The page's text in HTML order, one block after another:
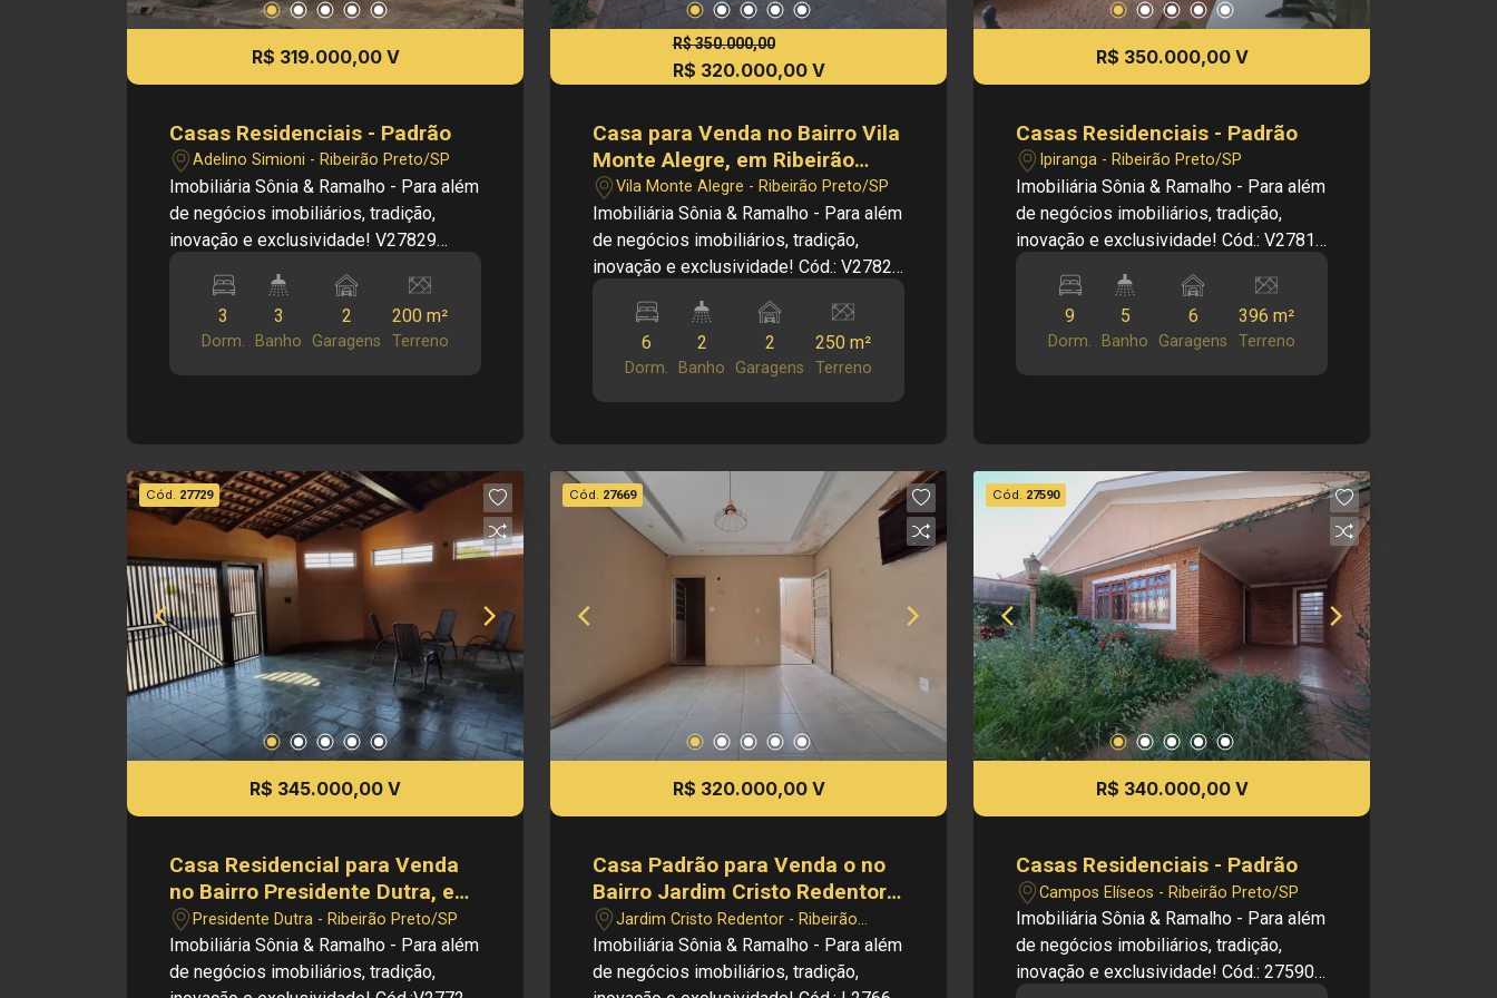
Investimento de Venda: R$ 380.000,00
de alterar qualquer informação
disponibilidade de seus imóveis, sem
aviso prévio.
R$ 319.000,00 V
Casas Residenciais - Padrão
Adelino Simioni - Ribeirão Preto/SP
Imobiliária Sônia & Ramalho - Para além
de negócios imobiliários, tradição,
inovação e exclusividade! V27829
dormitórios - Sala dois ambientes - 03
Banheiros - Cozinha - Área de serviço -
Área de Churrasco - 03 vagas de
garagem Informações bônus: -
Garagem 03 Carros - Casa Piso frio -
Localização excelente, Ponto Ônibus,
Supermercados, Colégio, Posto Saúde
e Principais Obs.: a imobiliária se
reserva o direito de alterar qualquer
informação referente a valores, dados e
disponibilidade de seus imóveis, sem
aviso prévio.
3
Dorm.
3
Banho
2
Garagens
200 m²
Terreno
R$ 350.000,00
R$ 320.000,00 V
Casa para Venda no Bairro Vila
Monte Alegre, em Ribeirão
Preto/SP.
Vila Monte Alegre - Ribeirão Preto/SP
Imobiliária Sônia & Ramalho - Para além
de negócios imobiliários, tradição,
inovação e exclusividade! Cód.: V27822
Casa Padrão - Bairro - Sala dois
ambientes - Cozinha - 06 Dormitórios -
02 Banheiros - Área de serviço - 02
Vagas de garagem Dimensões: -
Informações bônus: - Imóvel nas
imediações de avenidas, escolas e
supermercados Investimento de Venda:
R$ 320.000,00 Investimento de IPTU:
R$ 159,40 Obs.: a imobiliária se reserva
o direito de alterar qualquer informação
referente a valores, dados e
disponibilidade de seus imóveis, sem
aviso prévio.
6
Dorm.
2
Banho
2
Garagens
250 m²
Terreno
R$ 350.000,00 V
Casas Residenciais - Padrão
Ipiranga - Ribeirão Preto/SP
Imobiliária Sônia & Ramalho - Para além
de negócios imobiliários, tradição,
inovação e exclusividade! Cód.: V27810
Cozinha -Área de serviço -Banheiro de
serviço -2 vagas de garagem -Sala
Casa 2 -2 quarto -1 banheiros -Sala -
-Área de serviço -Banheiro de serviço
-1vagas de garagem -Sala Casa 4 -1
quarto -1 banheiros -Sala -Cozinha
-Área de serviço -Banheiro de serviço
-1vagas de garagem -Sala Dimensões:
- 396 m² área Útil Investimento de
Venda: R$ 350.000,00 Obs.: a imobiliária
se reserva o direito de alterar qualquer
informação referente a valores, dados e
disponibilidade de seus imóveis, sem
aviso prévio.
9
Dorm.
5
Banho
6
Garagens
396 m²
Terreno
Cód. 27729
R$ 345.000,00 V
Casa Residencial para Venda
no Bairro Presidente Dutra, em
Ribeirão Preto
Presidente Dutra - Ribeirão Preto/SP
Imobiliária Sônia & Ramalho - Para além
de negócios imobiliários, tradição,
Cód. 27669
R$ 320.000,00 V
Casa Padrão para Venda o no
Bairro Jardim Cristo Redentor,
em Ribeirão Preto
Jardim Cristo Redentor - Ribeirão
Preto/SP
Imobiliária Sônia & Ramalho - Para além
de negócios imobiliários, tradição,
Cód. 27590
R$ 340.000,00 V
Casas Residenciais - Padrão
Campos Elíseos - Ribeirão Preto/SP
Imobiliária Sônia & Ramalho - Para além
de negócios imobiliários, tradição,
inovação e exclusividade! Cód.: 27590